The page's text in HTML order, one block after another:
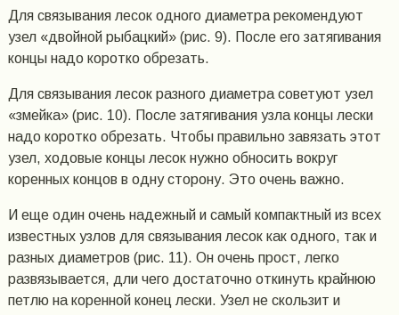
Для связывания лесок одного диаметра рекомендуют
узел «двойной рыбацкий» (рис. 9). После его затягивания
концы надо коротко обрезать.
Для связывания лесок разного диаметра советуют узел
«змейка» (рис. 10). После затягивания узла концы лески
надо коротко обрезать. Чтобы правильно завязать этот
узел, ходовые концы лесок нужно обносить вокруг
коренных концов в одну сторону. Это очень важно.
И еще один очень надежный и самый компактный из всех
известных узлов для связывания лесок как одного, так и
разных диаметров (рис. 11). Он очень прост, легко
развязывается, дли чего достаточно откинуть крайнюю
петлю на коренной конец лески. Узел не скользит и